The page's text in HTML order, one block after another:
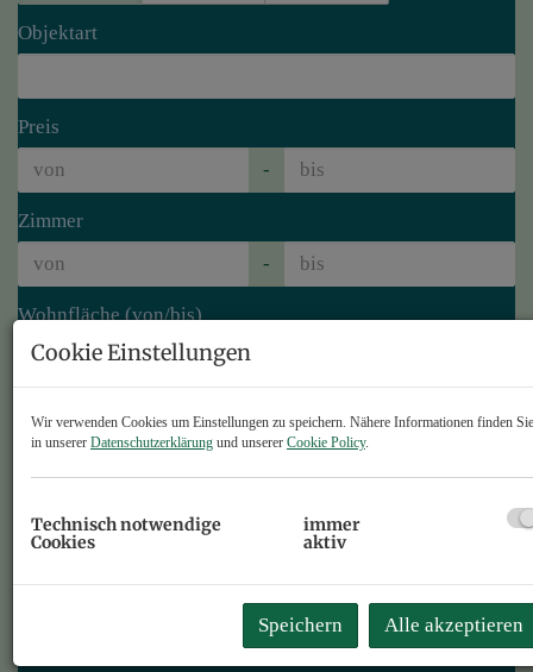
Objektart
Preis
-
Zimmer
-
Wohnfläche (von/bis)
Weitere Suchoptionen
Traumhafte Penthousewohnung in
Cookie Einstellungen
Wir verwenden Cookies um Einstellungen zu speichern. Nähere Informationen finden Sie
in unserer Datenschutzerklärung und unserer Cookie Policy.
Technisch notwendige
Cookies
immer
aktiv
Speichern Alle akzeptieren